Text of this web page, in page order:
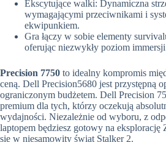
Ekscytujące walki: Dynamiczna
wymagającymi przeciwnikami i
ekwipunkiem.
Gra łączy w sobie elementy
oferując niezwykły poziom
Precision 7750 to idealny kompromis
ceną. Dell Precision5680 jest przystępną
ograniczonym budżetem. Dell Precision
premium dla tych, którzy oczekują
wydajności. Niezależnie od wyboru, z
laptopem będziesz gotowy na eksplorację
się w niesamowity świat Stalker 2.